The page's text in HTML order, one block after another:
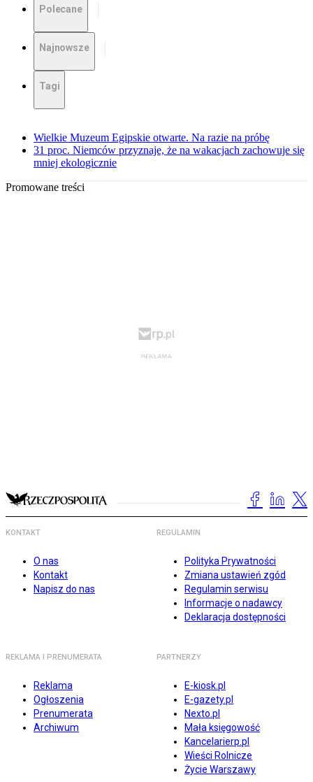
Polecane
Najnowsze
Tagi
Wielkie Muzeum Egipskie otwarte. Na razie na próbę
31 proc. Niemców przyznaje, że na wakacjach zachowuje się
mniej ekologicznie
Promowane treści
KONTAKT
O nas
Kontakt
Napisz do nas
REGULAMIN
Polityka Prywatności
Zmiana ustawień zgód
Regulamin serwisu
Informacje o nadawcy
Deklaracja dostępności
REKLAMA I PRENUMERATA
Reklama
Ogłoszenia
Prenumerata
Archiwum
PARTNERZY
E-kiosk.pl
E-gazety.pl
Nexto.pl
Mała księgowość
Kancelarierp.pl
Wieści Rolnicze
Życie Warszawy